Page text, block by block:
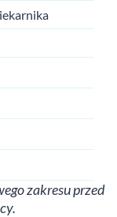
zakresu przed